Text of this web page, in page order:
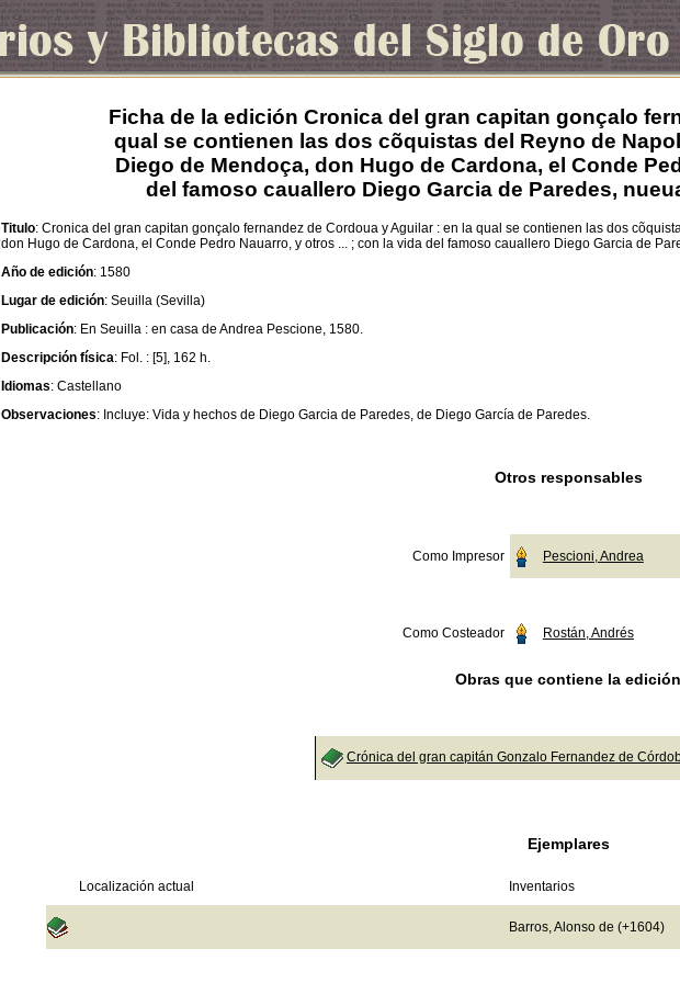
Ficha de la edición Cronica del gran capitan gonçalo
qual se contienen las dos cõquistas del Reyno de
Diego de Mendoça, don Hugo de Cardona, el Conde
del famoso cauallero Diego Garcia de Paredes,
Titulo: Cronica del gran capitan gonçalo fernandez de Cordoua y Aguilar : en la qual se contienen las dos
don Hugo de Cardona, el Conde Pedro Nauarro, y otros ... ; con la vida del famoso cauallero Diego Garcia de
Año de edición: 1580
Lugar de edición: Seuilla (Sevilla)
Publicación: En Seuilla : en casa de Andrea Pescione, 1580.
Descripción física: Fol. : [5], 162 h.
Idiomas: Castellano
Observaciones: Incluye: Vida y hechos de Diego Garcia de Paredes, de Diego García de Paredes.
Otros responsables
Como Impresor Pescioni, Andrea
Como Costeador Rostán, Andrés
Obras que contiene la edición
Crónica del gran capitán Gonzalo Fernandez de
Ejemplares
Localización actual Inventarios
Barros, Alonso de (+1604)